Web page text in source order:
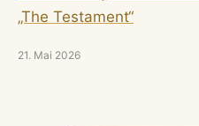
„The Testament“
21. Mai 2026